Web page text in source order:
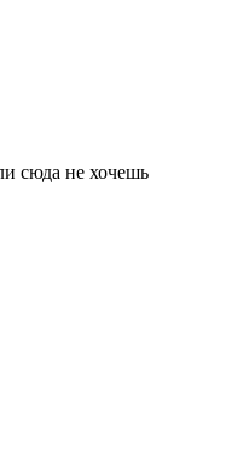
сюда не хочешь